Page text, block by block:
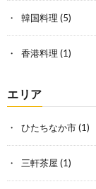
韓国料理 (5)
香港料理 (1)
エリア
ひたちなか市(1)
三軒茶屋 (1)